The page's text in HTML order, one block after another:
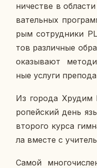
ни­че­стве в
ва­тель­ных
рым со­труд­ни­ки
тов раз­лич­ные
ока­зы­ва­ют
ные услуги
Из города Хрудим
ро­пей­ский день
вто­ро­го курса
ла вместе с
Самой